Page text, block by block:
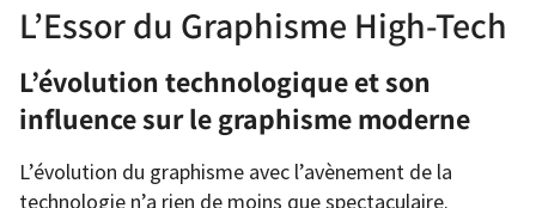
L’Essor du Graphisme High-Tech
L’évolution technologique et son
influence sur le graphisme moderne
L’évolution du graphisme avec l’avènement de la
technologie n’a rien de moins que spectaculaire.